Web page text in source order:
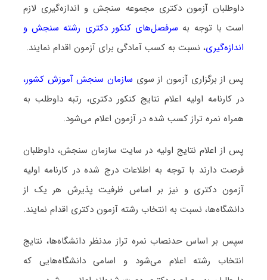
داوطلبان آزمون دکتری مجموعه ﺳﻨﺠﺶ و اﻧﺪازهﮔﻴﺮی لازم
است با توجه به سرفصل‌های کنکور دکتری رشته ﺳﻨﺠﺶ و
اﻧﺪازهﮔﻴﺮی، نسبت به کسب آمادگی برای آزمون اقدام نمایند.
پس از برگزاری آزمون از سوی سازمان سنجش آموزش کشور،
در کارنامه اولیه اعلام نتایج کنکور دکتری، رتبه داوطلب به
همراه نمره تراز کسب شده در آزمون اعلام می‌شود.
پس از اعلام نتایج اولیه در سایت سازمان سنجش، داوطلبان
فرصت دارند با توجه به اطلاعات درج شده در کارنامه اولیه
آزمون دکتری و نیز بر اساس ظرفیت پذیرش هر یک از
دانشگاه‌ها، نسبت به انتخاب رشته آزمون دکتری اقدام نمایند.
سپس بر اساس حدنصاب نمره تراز مدنظر دانشگاه‌ها، نتایج
انتخاب رشته اعلام می‌شود و اسامی دانشگاه‌هایی که